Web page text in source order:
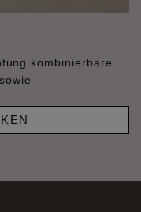
kombinierbare